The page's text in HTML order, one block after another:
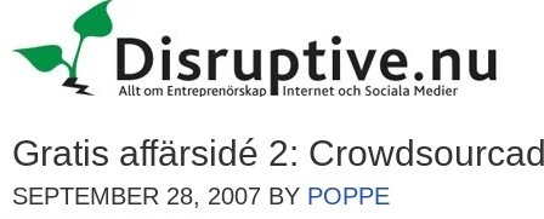
Gratis affärsidé 2:
SEPTEMBER 28, 2007 BY POPPE